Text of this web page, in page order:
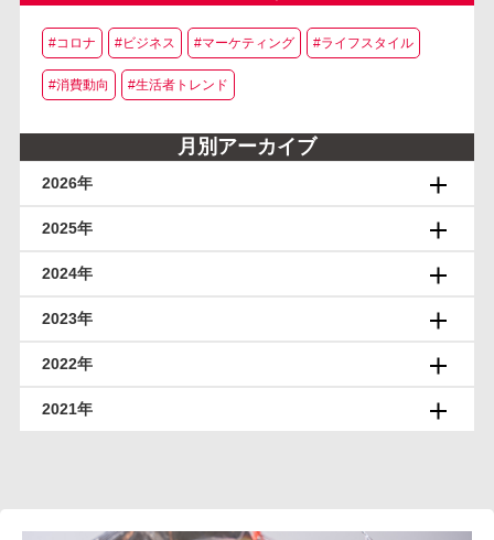
#コロナ #ビジネス #マーケティング #ライフスタイル
#消費動向 #生活者トレンド
月別アーカイブ
2026年
2025年
2024年
2023年
2022年
2021年